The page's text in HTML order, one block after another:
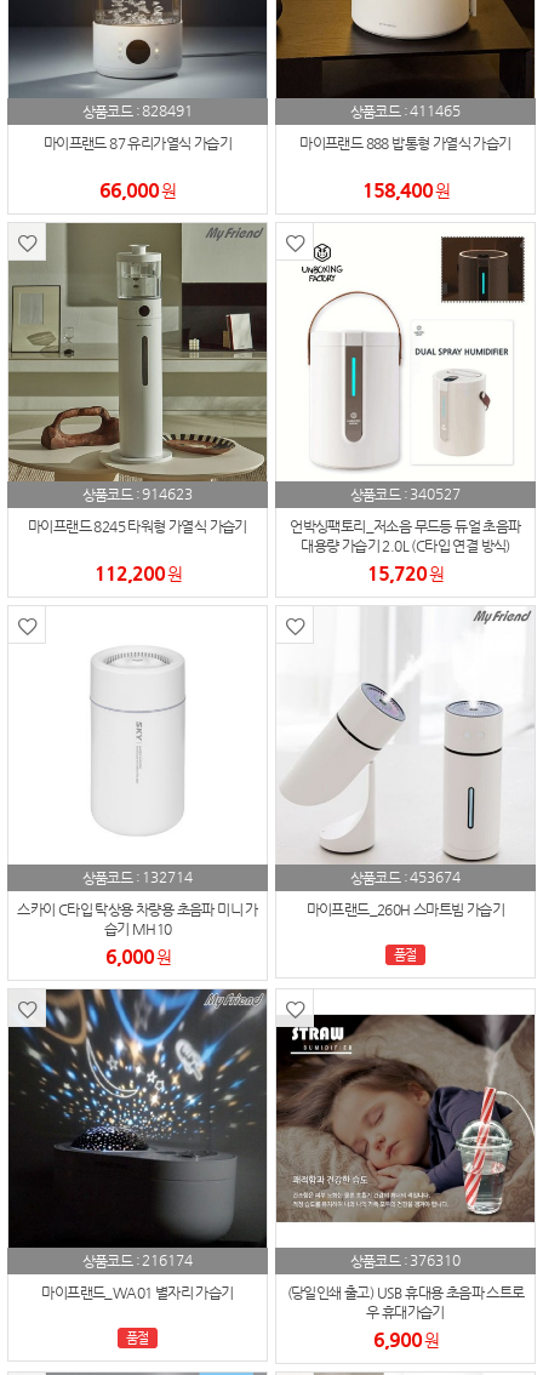
상품코드 :828491
마이프랜드 87 유리가열식 가습기
66,000원
상품코드 :411465
마이프랜드 888 밥통형 가열식 가습기
158,400원
상품코드 :914623
마이프랜드 8245 타워형 가열식 가습기
112,200원
상품코드 : 340527
언박싱팩토리_저소음 무드등 듀얼 초음파
대용량 가습기 2.0L (C타입 연결 방식)
15,720원
상품코드 : 132714
스카이 C타입 탁상용 차량용 초음파 미니 가
습기 MH10
6,000원
상품코드 :453674
마이프랜드_260H 스마트빔 가습기
품절
상품코드 :216174
마이프랜드_WA01 별자리 가습기
품절
상품코드 : 376310
(당일인쇄 출고) USB 휴대용 초음파 스트로
우 휴대가습기
6,900원